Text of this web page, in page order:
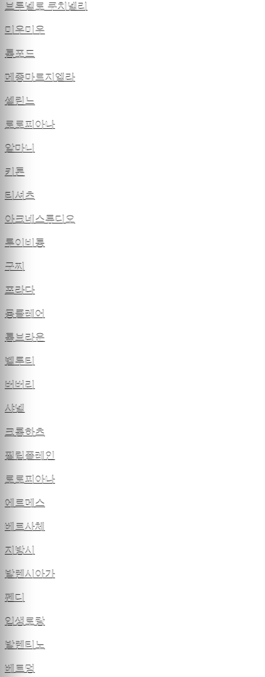
브루넬로 쿠치넬리
미우미우
톰포드
메종마르지엘라
셀린느
로로피아나
알마니
키톤
티셔츠
아크네스튜디오
루이비통
구찌
프라다
몽클레어
톰브라운
벨루티
버버리
샤넬
크롬하츠
필립플레인
로로피아나
에르메스
베르사체
지방시
발렌시아가
펜디
입생로랑
발렌티노
베트멍